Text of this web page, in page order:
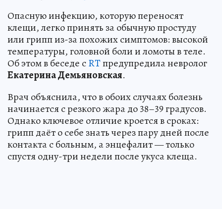
Опасную инфекцию, которую переносят
клещи, легко принять за обычную простуду
или грипп из-за похожих симптомов: высокой
температуры, головной боли и ломоты в теле.
Об этом в беседе сRTпредупредила невролог
Екатерина Демьяновская.
Врач объяснила, что в обоих случаях болезнь
начинается с резкого жара до 38–39 градусов.
Однако ключевое отличие кроется в сроках:
грипп даёт о себе знать через пару дней после
контакта с больным, а энцефалит — только
спустя одну-три недели после укуса клеща.